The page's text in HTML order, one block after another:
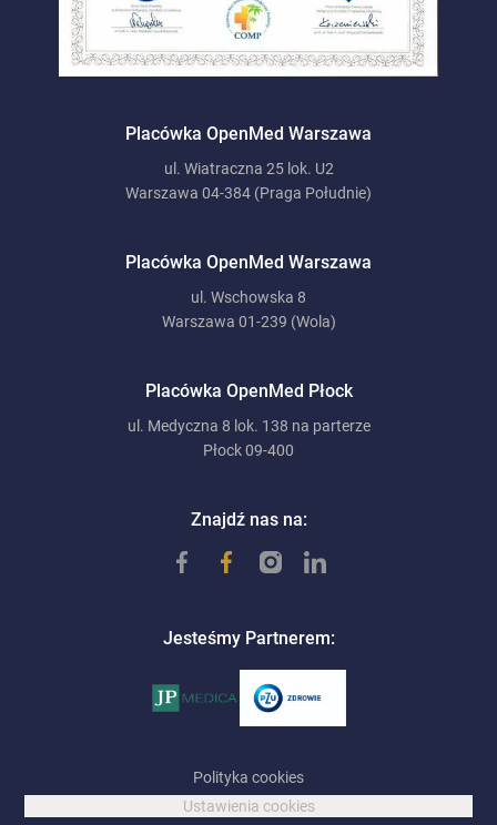
Placówka OpenMed Warszawa
ul. Wiatraczna 25 lok. U2
Warszawa 04-384 (Praga Południe)
Placówka OpenMed Warszawa
ul. Wschowska 8
Warszawa 01-239 (Wola)
Placówka OpenMed Płock
ul. Medyczna 8 lok. 138 na parterze
Płock 09-400
Znajdź nas na:
Jesteśmy Partnerem:
Polityka cookies
Ustawienia cookies